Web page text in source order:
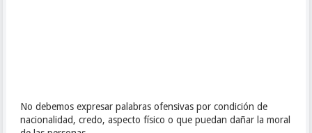
No debemos expresar palabras ofensivas por condición de
nacionalidad, credo, aspecto físico o que puedan dañar la moral